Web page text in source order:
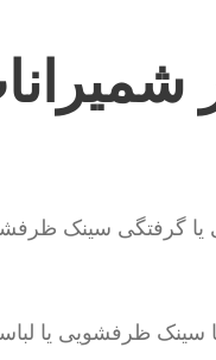
یا گرفتگی سینک
سینک ظرفشویی یا